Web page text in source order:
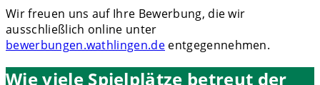
Wir freuen uns auf Ihre Bewerbung, die wir
ausschließlich online unter
bewerbungen.wathlingen.de entgegennehmen.
Wie viele Spielplätze betreut der